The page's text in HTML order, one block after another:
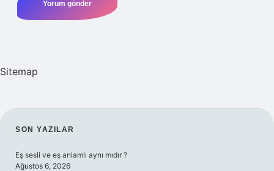
Sitemap
SIDEBAR
SON YAZILAR
Eş sesli ve eş anlamlı aynı mıdır ?
Ağustos 6, 2026